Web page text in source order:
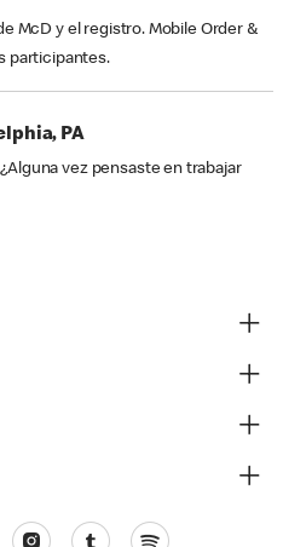
McD y el registro. Mobile Order &
participantes.
PA
vez pensaste en trabajar